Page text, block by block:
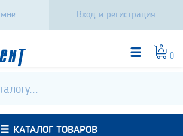
мне Вход и регистрация
0
КАТАЛОГ ТОВАРОВ